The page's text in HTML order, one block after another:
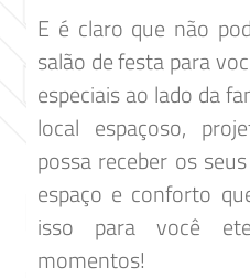
E é claro que não
salão de festa para
especiais ao lado da
local espaçoso,
possa receber os
espaço e conforto
isso para você
momentos!